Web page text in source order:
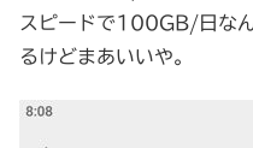
スピードで100GB/日な
るけどまあいいや。